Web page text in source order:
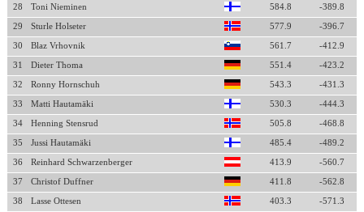
28 Toni Nieminen 584.8 -389.8
29 Sturle Holseter 577.9 -396.7
30 Blaz Vrhovnik 561.7 -412.9
31 Dieter Thoma 551.4 -423.2
32 Ronny Hornschuh 543.3 -431.3
33 Matti Hautamäki 530.3 -444.3
34 Henning Stensrud 505.8 -468.8
35 Jussi Hautamäki 485.4 -489.2
36 Reinhard Schwarzenberger 413.9 -560.7
37 Christof Duffner 411.8 -562.8
38 Lasse Ottesen 403.3 -571.3